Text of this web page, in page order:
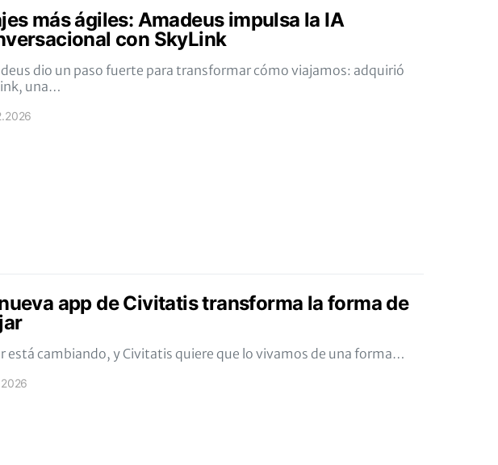
más ágiles: Amadeus impulsa la IA
con SkyLink
dio un paso fuerte para transformar cómo viajamos: adquirió
una…
app de Civitatis transforma la forma de
está cambiando, y Civitatis quiere que lo vivamos de una forma…